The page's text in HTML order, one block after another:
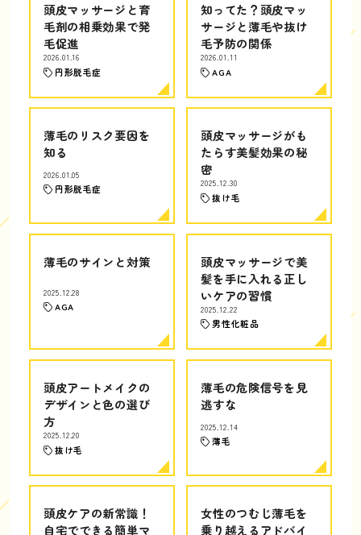
頭皮マッサージと育
毛剤の相乗効果で発
毛促進
2026.01.16
円形脱毛症
知ってた？頭皮マッ
サージと薄毛や抜け
毛予防の関係
2026.01.11
AGA
薄毛のリスク要因を
知る
2026.01.05
円形脱毛症
頭皮マッサージがも
たらす美髪効果の秘
密
2025.12.30
抜け毛
薄毛のサインと対策
2025.12.28
AGA
頭皮マッサージで美
髪を手に入れる正し
いケアの習慣
2025.12.22
男性化粧品
頭皮アートメイクの
デザインと色の選び
方
2025.12.20
抜け毛
薄毛の危険信号を見
逃すな
2025.12.14
薄毛
頭皮ケアの新常識！
自宅でできる簡単マ
女性のつむじ薄毛を
乗り越えるアドバイ